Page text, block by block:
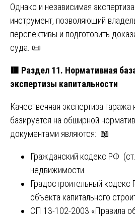
Однако и независимая
инструмент, позволяющий
перспективы и подготовить
суда. 📜
🟥 Раздел 11. Нормативная
экспертизы капитальности
Качественная экспертиза гаража
базируется на обширной
документами являются: 📖
Гражданский кодекс РФ
недвижимости.
Градостроительный
объекта капитального
СП 13-102-2003 «Правила